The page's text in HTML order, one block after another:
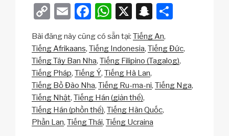
C
p
y
Li
n
k
E
ail
F
c
e
b
o
o
k
W
h
at
s
A
p
p
X
S
a
p
h
at
ar
e
Bài đăng này cũng có sẵn tại: Tiếng An
Tiếng Afrikaans Tiếng Indonesia Tiếng Đức
Tiếng Tây Ban Nha Tiếng Filipino (Tagalog)
Tiếng Pháp Tiếng Ý Tiếng Hà Lan
Tiếng Bồ Đào Nha Tiếng Ru-ma-ni Tiếng Nga
Tiếng Nhật Tiếng Hán (giản thể)
Tiếng Hán (phồn thể) Tiếng Hàn Quốc
Phần Lan Tiếng Thái Tiếng Ucraina